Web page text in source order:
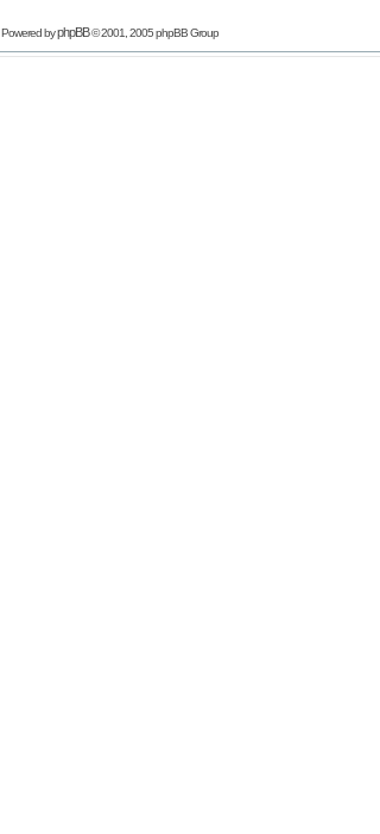
Powered byphpBB© 2001, 2005 phpBB Group